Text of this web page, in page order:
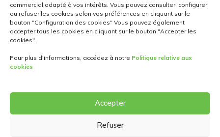
commercial adapté à vos intérêts. Vous pouvez consulter, configurer
ou refuser les cookies selon vos préférences en cliquant sur le
bouton "Configuration des cookies" Vous pouvez également
accepter tous les cookies en cliquant sur le bouton "Accepter les
cookies".
Pour plus d'informations, accédez à notre Politique relative aux
cookies
Accepter
Refuser